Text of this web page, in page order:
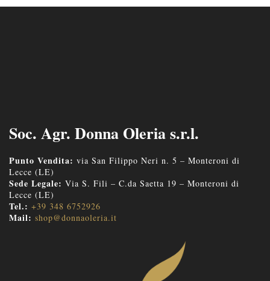
Soc. Agr. Donna Oleria s.r.l.
Punto Vendita: via San Filippo Neri n. 5 – Monteroni di
Lecce (LE)
Sede Legale: Via S. Fili – C.da Saetta 19 – Monteroni di
Lecce (LE)
Tel.: +39 348 6752926
Mail: shop@donnaoleria.it